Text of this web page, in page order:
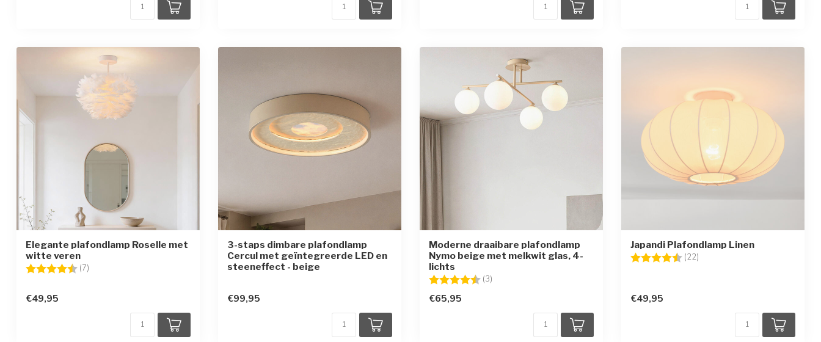
Elegante plafondlamp Roselle met
witte veren
Beoordeling: (7)
€49,95
3-staps dimbare plafondlamp
Cercul met geïntegreerde LED en
steeneffect - beige
€99,95
Moderne draaibare plafondlamp
Nymo beige met melkwit glas, 4-
lichts
Beoordeling: (3)
€65,95
Japandi Plafondlamp Linen
Beoordeling: (22)
€49,95